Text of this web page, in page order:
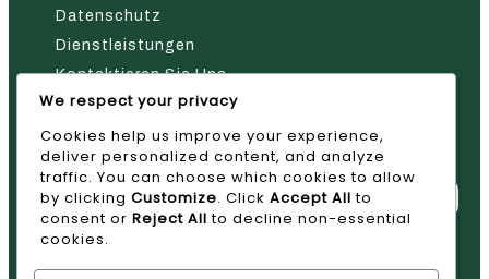
Datenschutz
Dienstleistungen
Kontaktieren Sie Uns
Nehmen Sie Kontakt Mit Uns Auf
We respect your privacy
Cookies help us improve your experience,
deliver personalized content, and analyze
traffic. You can choose which cookies to allow
by clicking Customize. Click Accept All to
consent or Reject All to decline non-essential
cookies.